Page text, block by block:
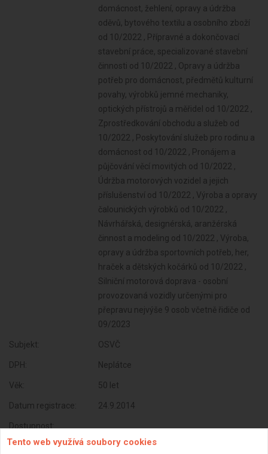
domácnost, žehlení, opravy a údržba
oděvů, bytového textilu a osobního zboží
od 10/2022 , Přípravné a dokončovací
stavební práce, specializované stavební
činnosti od 10/2022 , Opravy a údržba
potřeb pro domácnost, předmětů kulturní
povahy, výrobků jemné mechaniky,
optických přístrojů a měřidel od 10/2022 ,
Zprostředkování obchodu a služeb od
10/2022 , Poskytování služeb pro rodinu a
domácnost od 10/2022 , Pronájem a
půjčování věcí movitých od 10/2022 ,
Údržba motorových vozidel a jejich
příslušenství od 10/2022 , Výroba a opravy
čalounických výrobků od 10/2022 ,
Návrhářská, designérská, aranžérská
činnost a modeling od 10/2022 , Výroba,
opravy a údržba sportovních potřeb, her,
hraček a dětských kočárků od 10/2022 ,
Silniční motorová doprava - osobní
provozovaná vozidly určenými pro
přepravu nejvýše 9 osob včetně řidiče od
09/2023
Subjekt: OSVČ
DPH: Neplátce
Věk: 50 let
Datum registrace: 24.9.2014
Dostupnost:
Tento web využívá soubory cookies